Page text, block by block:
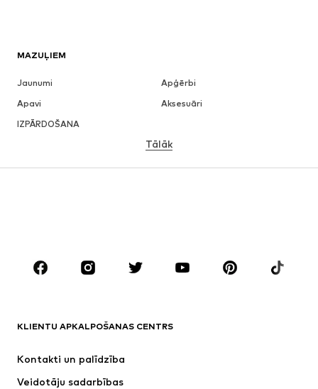
MAZUĻIEM
Jaunumi
Apģērbi
Apavi
Aksesuāri
IZPĀRDOŠANA
ZĪMOLI
ADIDAS SPORTSWEAR
Nike Sportswear
NIKE
Tālāk
KLIENTU APKALPOŠANAS CENTRS
Kontakti un palīdzība
Veidotāju sadarbības